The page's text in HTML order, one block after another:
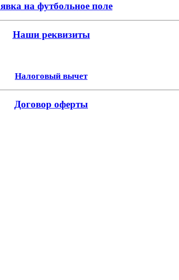
на футбольное поле
Наши реквизиты
Налоговый вычет
Договор оферты